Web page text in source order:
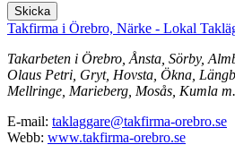
Skicka
Takfirma i Örebro, Närke - Lokal
Takarbeten i Örebro, Ånsta, Sörby,
Olaus Petri, Gryt, Hovsta, Ökna,
Mellringe, Marieberg, Mosås, Kumla
E-mail: taklaggare@takfirma-orebro.se
Webb: www.takfirma-orebro.se